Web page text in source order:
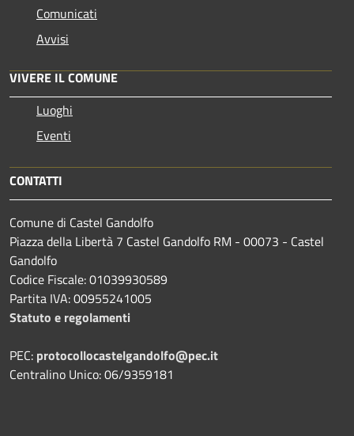
Comunicati
Avvisi
VIVERE IL COMUNE
Luoghi
Eventi
CONTATTI
Comune di Castel Gandolfo
Piazza della Libertà 7 Castel Gandolfo RM - 00073 - Castel
Gandolfo
Codice Fiscale: 01039930589
Partita IVA: 00955241005
Statuto e regolamenti
PEC: protocollocastelgandolfo@pec.it
Centralino Unico: 06/9359181